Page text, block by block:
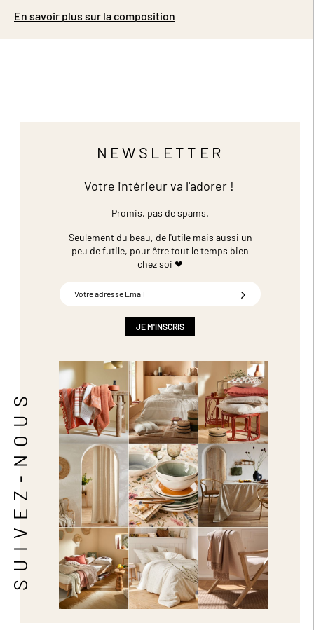
En savoir plus sur la composition
SUIVEZ-NOUS
NEWSLETTER
Votre intérieur va l'adorer !
Promis, pas de spams.
Seulement du beau, de l'utile mais aussi un
peu de futile, pour être tout le temps bien
chez soi ❤
JE M'INSCRIS